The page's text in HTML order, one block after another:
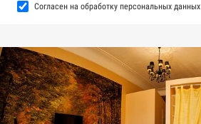
Согласен на обработку персональных данных